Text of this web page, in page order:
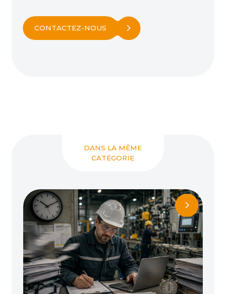
CONTACTEZ-NOUS
DANS LA MÊME
CATÉGORIE